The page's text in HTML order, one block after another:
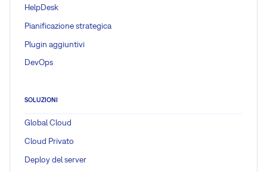
HelpDesk
Pianificazione strategica
Plugin aggiuntivi
DevOps
SOLUZIONI
Global Cloud
Cloud Privato
Deploy del server